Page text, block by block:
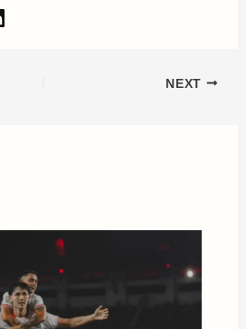
NEXT